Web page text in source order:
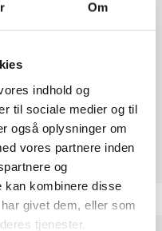
Om
indhold og
til sociale medier og til
også oplysninger om
vores partnere inden
og
kan kombinere disse
givet dem, eller som
tjenester.
Nej
Nej